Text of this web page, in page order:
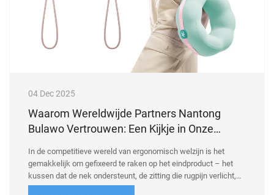
04 Dec 2025
Waarom Wereldwijde Partners Nantong
Bulawo Vertrouwen: Een Kijkje in Onze
In de competitieve wereld van ergonomisch welzijn is het
gemakkelijk om gefixeerd te raken op het eindproduct – het
kussen dat de nek ondersteunt, de zitting die rugpijn verlicht,
de steun die rust transformeert. Maar bij Nantong Bulawo